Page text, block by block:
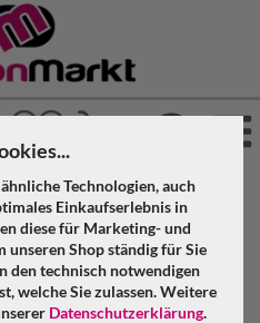
Technologien, auch
Einkaufserlebnis in
diese für Marketing- und
unseren Shop ständig für Sie
den technisch notwendigen
welche Sie zulassen. Weitere
Datenschutzerklärung.
»
» Gold
Filter